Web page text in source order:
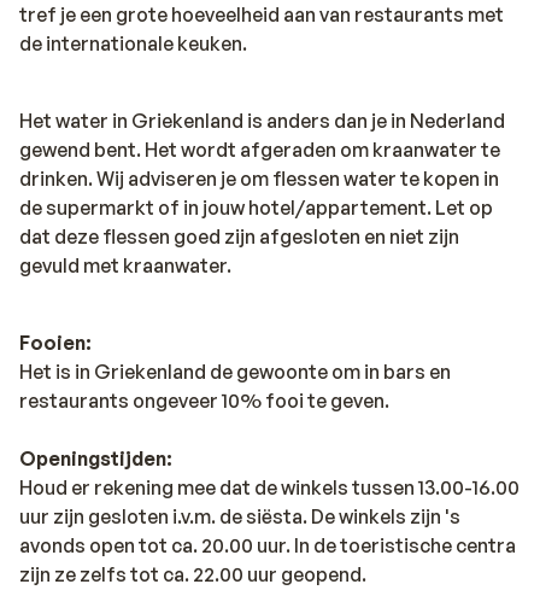
tref je een grote hoeveelheid aan van restaurants met
de internationale keuken.
Het water in Griekenland is anders dan je in Nederland
gewend bent. Het wordt afgeraden om kraanwater te
drinken. Wij adviseren je om flessen water te kopen in
de supermarkt of in jouw hotel/appartement. Let op
dat deze flessen goed zijn afgesloten en niet zijn
gevuld met kraanwater.
Fooien:
Het is in Griekenland de gewoonte om in bars en
restaurants ongeveer 10% fooi te geven.
Openingstijden:
Houd er rekening mee dat de winkels tussen 13.00-16.00
uur zijn gesloten i.v.m. de siësta. De winkels zijn 's
avonds open tot ca. 20.00 uur. In de toeristische centra
zijn ze zelfs tot ca. 22.00 uur geopend.